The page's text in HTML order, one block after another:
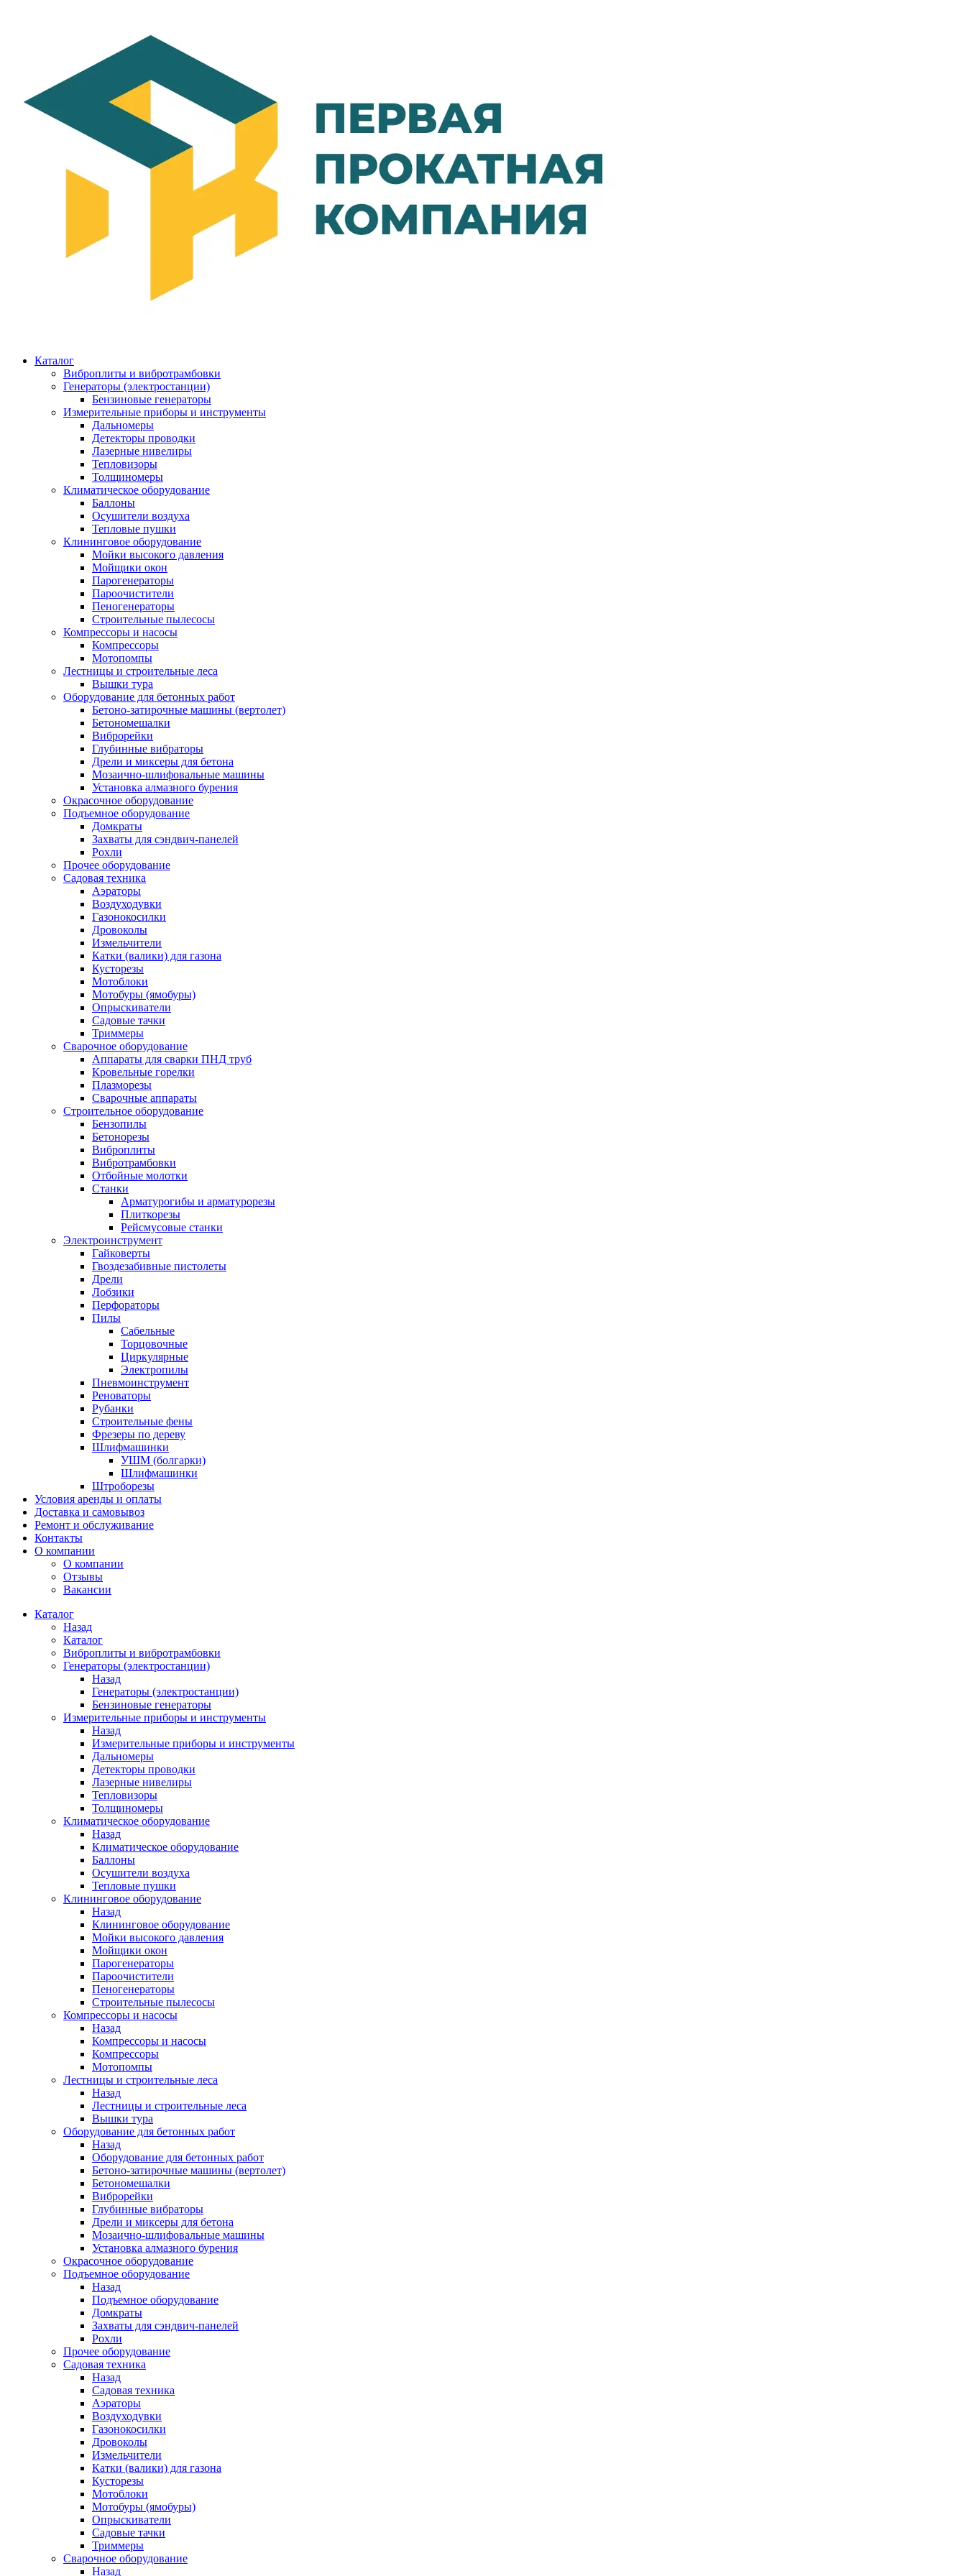
Каталог
Виброплиты и вибротрамбовки
Генераторы (электростанции)
Бензиновые генераторы
Измерительные приборы и инструменты
Дальномеры
Детекторы проводки
Лазерные нивелиры
Тепловизоры
Толщиномеры
Климатическое оборудование
Баллоны
Осушители воздуха
Тепловые пушки
Клининговое оборудование
Мойки высокого давления
Мойщики окон
Парогенераторы
Пароочистители
Пеногенераторы
Строительные пылесосы
Компрессоры и насосы
Компрессоры
Мотопомпы
Лестницы и строительные леса
Вышки тура
Оборудование для бетонных работ
Бетоно-затирочные машины (вертолет)
Бетономешалки
Виброрейки
Глубинные вибраторы
Дрели и миксеры для бетона
Мозаично-шлифовальные машины
Установка алмазного бурения
Окрасочное оборудование
Подъемное оборудование
Домкраты
Захваты для сэндвич-панелей
Рохли
Прочее оборудование
Садовая техника
Аэраторы
Воздуходувки
Газонокосилки
Дровоколы
Измельчители
Катки (валики) для газона
Кусторезы
Мотоблоки
Мотобуры (ямобуры)
Опрыскиватели
Садовые тачки
Триммеры
Сварочное оборудование
Аппараты для сварки ПНД труб
Кровельные горелки
Плазморезы
Сварочные аппараты
Строительное оборудование
Бензопилы
Бетонорезы
Виброплиты
Вибротрамбовки
Отбойные молотки
Станки
Арматурогибы и арматурорезы
Плиткорезы
Рейсмусовые станки
Электроинструмент
Гайковерты
Гвоздезабивные пистолеты
Дрели
Лобзики
Перфораторы
Пилы
Сабельные
Торцовочные
Циркулярные
Электропилы
Пневмоинструмент
Реноваторы
Рубанки
Строительные фены
Фрезеры по дереву
Шлифмашинки
УШМ (болгарки)
Шлифмашинки
Штроборезы
Условия аренды и оплаты
Доставка и самовывоз
Ремонт и обслуживание
Контакты
О компании
О компании
Отзывы
Вакансии
Каталог
Назад
Каталог
Виброплиты и вибротрамбовки
Генераторы (электростанции)
Назад
Генераторы (электростанции)
Бензиновые генераторы
Измерительные приборы и инструменты
Назад
Измерительные приборы и инструменты
Дальномеры
Детекторы проводки
Лазерные нивелиры
Тепловизоры
Толщиномеры
Климатическое оборудование
Назад
Климатическое оборудование
Баллоны
Осушители воздуха
Тепловые пушки
Клининговое оборудование
Назад
Клининговое оборудование
Мойки высокого давления
Мойщики окон
Парогенераторы
Пароочистители
Пеногенераторы
Строительные пылесосы
Компрессоры и насосы
Назад
Компрессоры и насосы
Компрессоры
Мотопомпы
Лестницы и строительные леса
Назад
Лестницы и строительные леса
Вышки тура
Оборудование для бетонных работ
Назад
Оборудование для бетонных работ
Бетоно-затирочные машины (вертолет)
Бетономешалки
Виброрейки
Глубинные вибраторы
Дрели и миксеры для бетона
Мозаично-шлифовальные машины
Установка алмазного бурения
Окрасочное оборудование
Подъемное оборудование
Назад
Подъемное оборудование
Домкраты
Захваты для сэндвич-панелей
Рохли
Прочее оборудование
Садовая техника
Назад
Садовая техника
Аэраторы
Воздуходувки
Газонокосилки
Дровоколы
Измельчители
Катки (валики) для газона
Кусторезы
Мотоблоки
Мотобуры (ямобуры)
Опрыскиватели
Садовые тачки
Триммеры
Сварочное оборудование
Назад